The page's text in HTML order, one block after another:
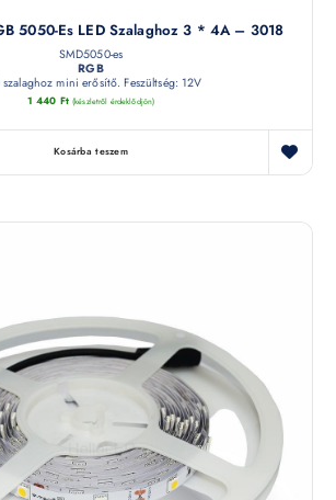
5050-Es LED Szalaghoz 3 * 4A – 3018
SMD5050-es
RGB
szalaghoz mini erősítő. Feszültség: 12V
1 440 Ft (készletről érdeklődjön)
Kosárba teszem